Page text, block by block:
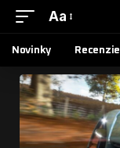
Aa
Novinky Recenzie